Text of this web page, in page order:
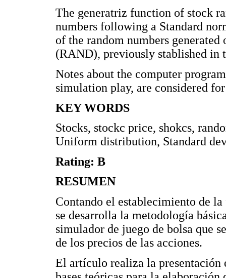
The generatriz function of stock
numbers following a Standard
of the random numbers
(RAND), previously stablished in
Notes about the computer
simulation play, are considered
KEY WORDS
Stocks, stockc price, shokcs,
Uniform distribution, Standard
Rating: B
RESUMEN
Contando el establecimiento de
se desarrolla la metodología
simulador de juego de bolsa que
de los precios de las acciones.
El artículo realiza la presentación